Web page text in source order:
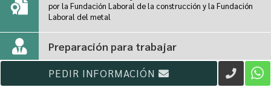
por la Fundación Laboral de la construcción y la Fundación
Laboral del metal
Preparación para trabajar
PEDIR INFORMACIÓN